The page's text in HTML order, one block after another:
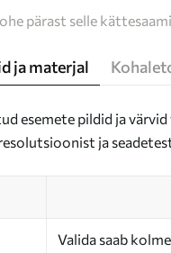
pärast selle
ja materjal
esemete pildid ja
ja
Valida saab